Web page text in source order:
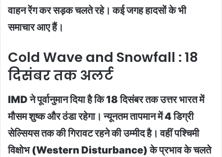
वाहन रेंग कर सड़क चलते रहे। कई जगह हादसों के भी
समाचार आए हैं।
Cold Wave and Snowfall : 18
दिसंबर तक अलर्ट
IMD ने पूर्वानुमान दिया है कि 18 दिसंबर तक उत्तर भारत में
मौसम शुष्क और ठंडा रहेगा। न्यूनतम तापमान में 4 डिग्री
सेल्सियस तक की गिरावट रहने की उम्मीद है। वहीं पश्चिमी
विक्षोभ (Western Disturbance) के प्रभाव के चलते